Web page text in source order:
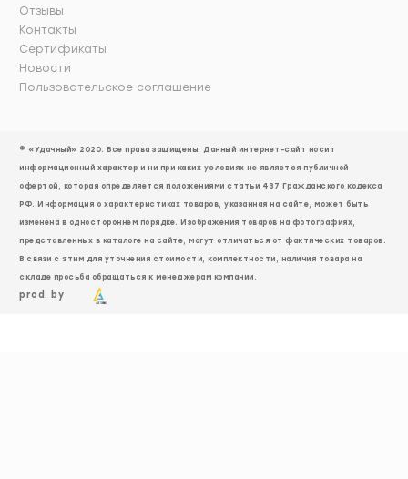
Отзывы
Контакты
Сертификаты
Новости
Пользовательское соглашение
© «Удачный» 2020. Все права защищены. Данный интернет-сайт носит
информационный характер и ни при каких условиях не является публичной
офертой, которая определяется положениями статьи 437 Гражданского кодекса
РФ. Информация о характеристиках товаров, указанная на сайте, может быть
изменена в одностороннем порядке. Изображения товаров на фотографиях,
представленных в каталоге на сайте, могут отличаться от фактических товаров.
В связи с этим для уточнения стоимости, комплектности, наличия товара на
складе просьба обращаться к менеджерам компании.
prod. by